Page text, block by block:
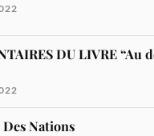
DU LIVRE “Au
Des Nations